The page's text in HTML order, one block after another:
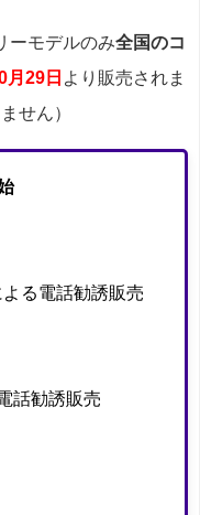
ーモデルのみ全国のコ
月29日 より販売されま
せん）
る電話勧誘販売
話勧誘販売